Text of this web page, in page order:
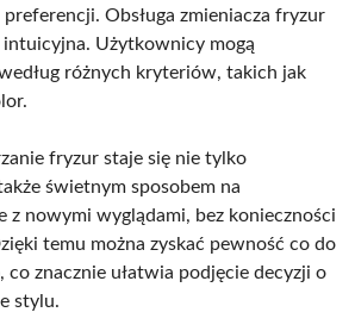
Obsługa zmieniacza fryzur
Użytkownicy mogą
różnych kryteriów, takich jak
fryzur staje się nie tylko
świetnym sposobem na
z nowymi wyglądami, bez konieczności
temu można zyskać pewność co do
, co znacznie ułatwia podjęcie decyzji o
stylu.